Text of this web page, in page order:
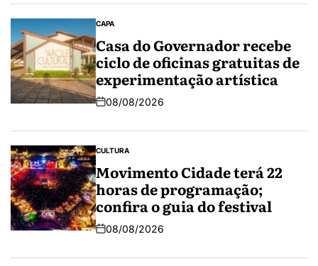
CAPA
Casa do Governador recebe
ciclo de oficinas gratuitas de
experimentação artística
08/08/2026
CULTURA
Movimento Cidade terá 22
horas de programação;
confira o guia do festival
08/08/2026